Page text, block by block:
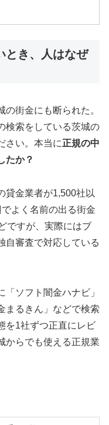
とき、人はなぜ
の街金にも断られた。
索をしている茨城の
さい。本当に正規の中
たか？
貸金業者が1,500社以
よく名前の出る街金
ですが、実際にはブ
自審査で対応している
ソフト闇金ハナビ」
まるきん」などで検索
を1社ずつ正直にレビ
からでも使える正規業